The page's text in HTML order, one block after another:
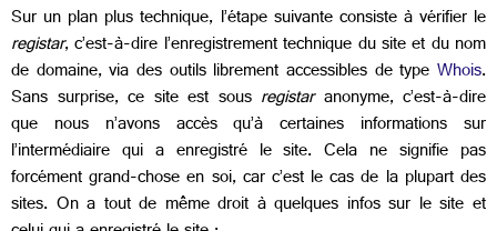
Sur un plan plus technique, l’étape suivante consiste à vérifier le
registar, c’est-à-dire l’enregistrement technique du site et du nom
de domaine, via des outils librement accessibles de type Whois.
Sans surprise, ce site est sousregistaranonyme, c’est-à-dire
que nous n’avons accès qu’à certaines informations sur
l’intermédiaire qui a enregistré le site. Cela ne signifie pas
forcément grand-chose en soi, car c’est le cas de la plupart des
sites. On a tout de même droit à quelques infos sur le site et